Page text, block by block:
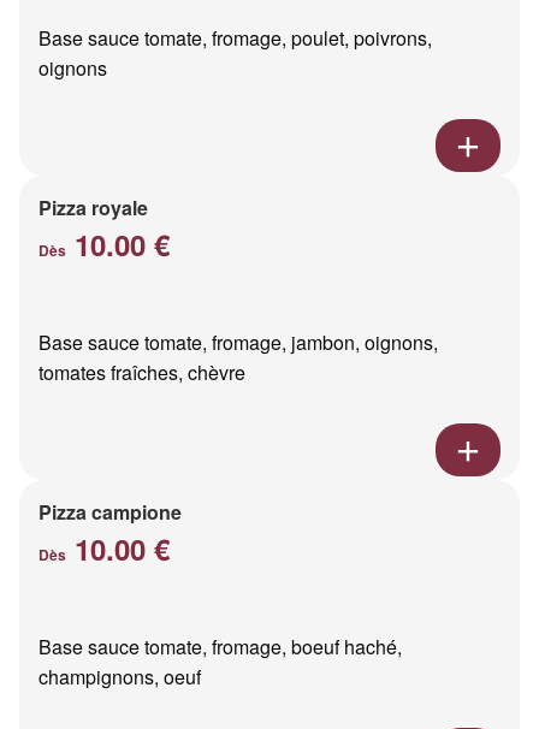
Base sauce tomate, fromage, poulet, poivrons,
oignons
Pizza royale
Dès 10.00 €
Base sauce tomate, fromage, jambon, oignons,
tomates fraîches, chèvre
Pizza campione
Dès 10.00 €
Base sauce tomate, fromage, boeuf haché,
champignons, oeuf